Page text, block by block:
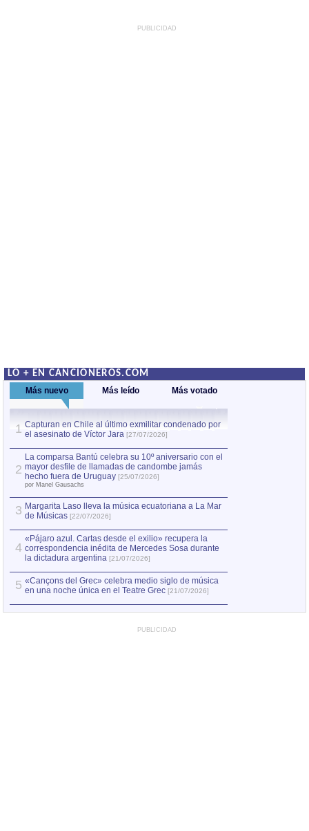
PUBLICIDAD
LO + EN CANCIONEROS.COM
Más nuevo Más leído Más votado
1 Capturan en Chile al último exmilitar condenado por
el asesinato de Víctor Jara [27/07/2026]
2
La comparsa Bantú celebra su 10º aniversario con el
mayor desfile de llamadas de candombe jamás
hecho fuera de Uruguay [25/07/2026]
por Manel Gausachs
3 Margarita Laso lleva la música ecuatoriana a La Mar
de Músicas [22/07/2026]
4
«Pájaro azul. Cartas desde el exilio» recupera la
correspondencia inédita de Mercedes Sosa durante
la dictadura argentina [21/07/2026]
5 «Cançons del Grec» celebra medio siglo de música
en una noche única en el Teatre Grec [21/07/2026]
PUBLICIDAD